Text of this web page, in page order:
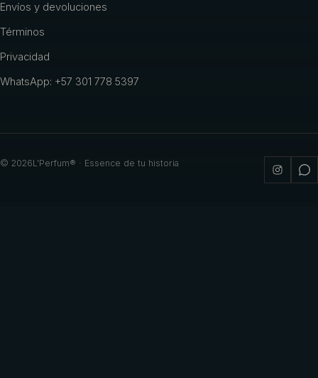
Envíos y devoluciones
Términos
Privacidad
WhatsApp: +57 301 778 5397
© 2026L'Perfum® · Essence de tu historia